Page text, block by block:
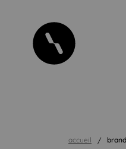
accueil